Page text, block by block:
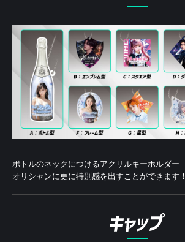
ボトルのネックにつけるアクリルキーホルダー
オリシャンに更に特別感を出すことができます！